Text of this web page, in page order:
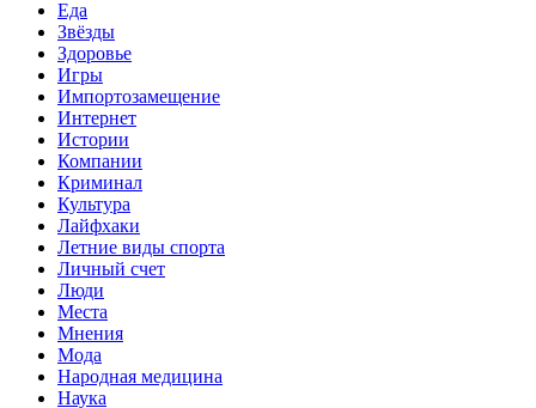
Еда
Звёзды
Здоровье
Игры
Импортозамещение
Интернет
Истории
Компании
Криминал
Культура
Лайфхаки
Летние виды спорта
Личный счет
Люди
Места
Мнения
Мода
Народная медицина
Наука